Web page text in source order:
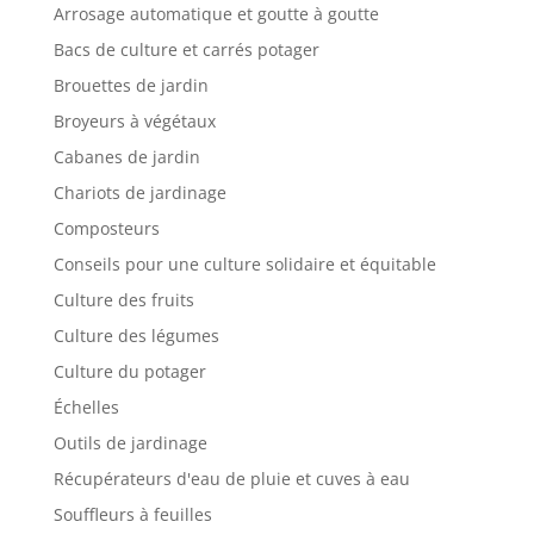
Arrosage automatique et goutte à goutte
Bacs de culture et carrés potager
Brouettes de jardin
Broyeurs à végétaux
Cabanes de jardin
Chariots de jardinage
Composteurs
Conseils pour une culture solidaire et équitable
Culture des fruits
Culture des légumes
Culture du potager
Échelles
Outils de jardinage
Récupérateurs d'eau de pluie et cuves à eau
Souffleurs à feuilles